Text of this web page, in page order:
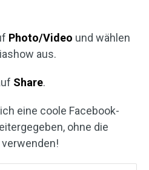
Photo/Video und wählen
aus.
Share.
eine coole Facebook-
ohne die